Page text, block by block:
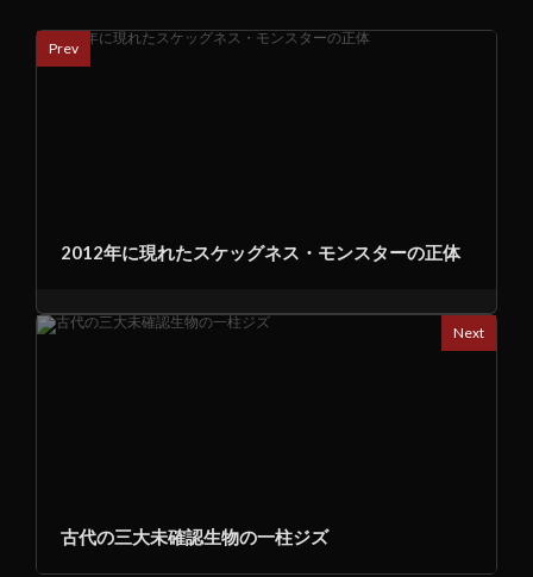
Prev
2012年に現れたスケッグネス・モンスターの正体
Next
古代の三大未確認生物の一柱ジズ